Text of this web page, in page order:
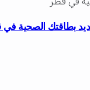
بطاقتك الصحية في